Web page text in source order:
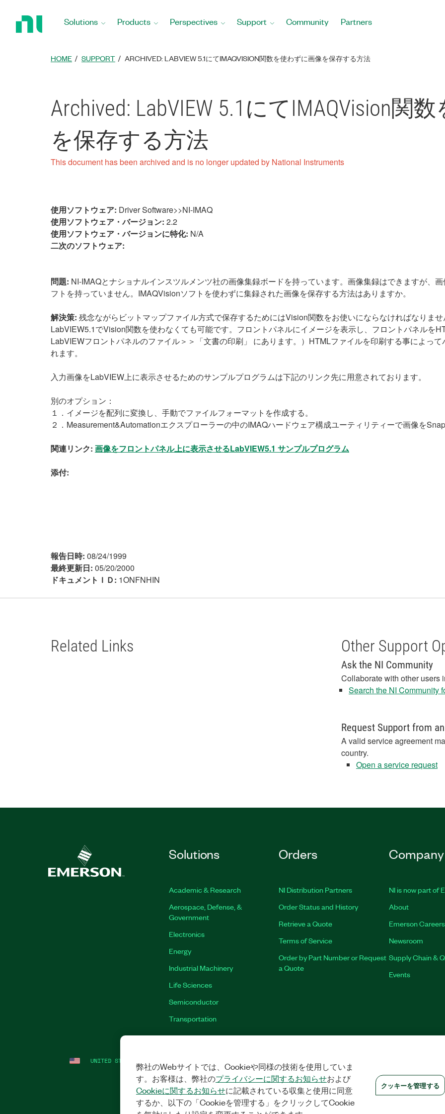
Solutions Products Perspectives Support Community Partners
HOME SUPPORT ARCHIVED: LABVIEW 5.1にてIMAQVISION関数を使わずに画像を保存する方法
Archived: LabVIEW 5.1にてIMAQVision関
を保存する方法
This document has been archived and is no longer updated by National Instruments
使用ソフトウェア: Driver Software>>NI-IMAQ
使用ソフトウェア・バージョン: 2.2
使用ソフトウェア・バージョンに特化: N/A
二次のソフトウェア:
問題: NI-IMAQとナショナルインスツルメンツ社の画像集録ボードを持っています。画像集録はできますが、
フトを持っていません。IMAQVisionソフトを使わずに集録された画像を保存する方法はありますか。
解決策: 残念ながらビットマップファイル方式で保存するためにはVision関数をお使いにならなければなりま
LabVIEW5.1でVision関数を使わなくても可能です。フロントパネルにイメージを表示し、フロントパネルを
LabVIEWフロントパネルのファイル＞＞「文書の印刷」 にあります。）HTMLファイルを印刷する事によっ
れます。
入力画像をLabVIEW上に表示させるためのサンプルプログラムは下記のリンク先に用意されております。
別のオプション：
１．イメージを配列に変換し、手動でファイルフォーマットを作成する。
２．Measurement&Automationエクスプローラーの中のIMAQハードウェア構成ユーティリティーで画像をSnap
関連リンク: 画像をフロントパネル上に表示させるLabVIEW5.1 サンプルプログラム
添付:
報告日時: 08/24/1999
最終更新日: 05/20/2000
ドキュメントＩＤ: 1ONFNHIN
Related Links Other Support
Ask the NI Community
Collaborate with other users
Search the NI Community
Request Support from
A valid service agreement
country.
Open a service request
Solutions
Academic & Research
Aerospace, Defense, &
Government
Electronics
Energy
Industrial Machinery
Life Sciences
Semiconductor
Transportation
Orders
NI Distribution Partners
Order Status and History
Retrieve a Quote
Terms of Service
Order by Part Number or Request
a Quote
Company
NI is now part of
About
Emerson Careers
Newsroom
Supply Chain &
Events
UNITED STATES (ENGLISH)
弊社のWebサイトでは、Cookieや同様の技術を使用していま
す。お客様は、弊社のプライバシーに関するお知らせおよび
Cookieに関するお知らせに記載されている収集と使用に同意
するか、以下の「Cookieを管理する」をクリックしてCookie
クッキーを管理する